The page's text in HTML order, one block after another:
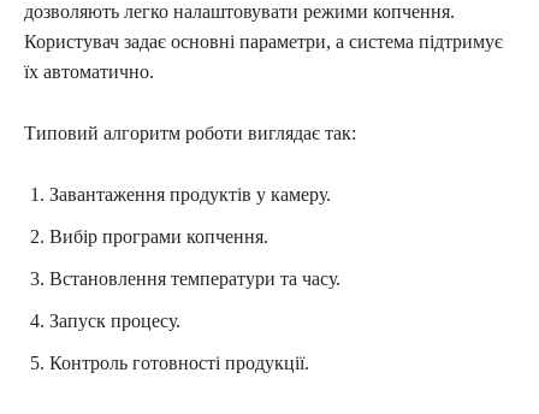
дозволяють легко налаштовувати режими копчення.
Користувач задає основні параметри, а система підтримує
їх автоматично.
Типовий алгоритм роботи виглядає так:
Завантаження продуктів у камеру.
Вибір програми копчення.
Встановлення температури та часу.
Запуск процесу.
Контроль готовності продукції.